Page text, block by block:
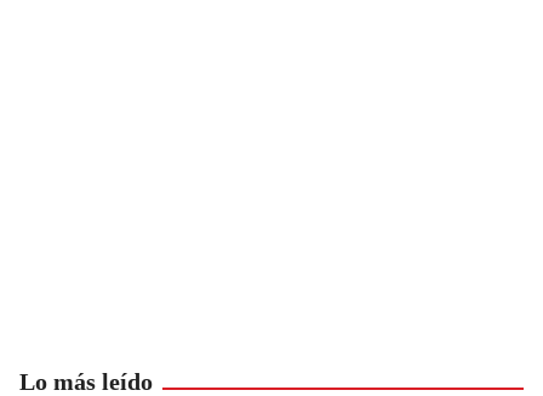
Lo más leído